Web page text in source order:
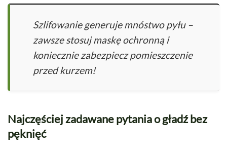
Szlifowanie generuje mnóstwo pyłu –
zawsze stosuj maskę ochronną i
koniecznie zabezpiecz pomieszczenie
przed kurzem!
Najczęściej zadawane pytania o gładź bez
pęknięć